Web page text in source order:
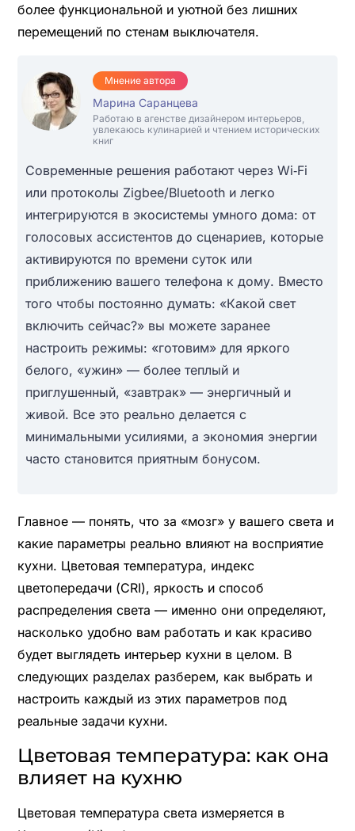
более функциональной и уютной без лишних
перемещений по стенам выключателя.
Мнение автора
Марина Саранцева
Работаю в агенстве дизайнером интерьеров,
увлекаюсь кулинарией и чтением исторических
книг
Современные решения работают через Wi‑Fi
или протоколы Zigbee/Bluetooth и легко
интегрируются в экосистемы умного дома: от
голосовых ассистентов до сценариев, которые
активируются по времени суток или
приближению вашего телефона к дому. Вместо
того чтобы постоянно думать: «Какой свет
включить сейчас?» вы можете заранее
настроить режимы: «готовим» для яркого
белого, «ужин» — более теплый и
приглушенный, «завтрак» — энергичный и
живой. Все это реально делается с
минимальными усилиями, а экономия энергии
часто становится приятным бонусом.
Главное — понять, что за «мозг» у вашего света и
какие параметры реально влияют на восприятие
кухни. Цветовая температура, индекс
цветопередачи (CRI), яркость и способ
распределения света — именно они определяют,
насколько удобно вам работать и как красиво
будет выглядеть интерьер кухни в целом. В
следующих разделах разберем, как выбрать и
настроить каждый из этих параметров под
реальные задачи кухни.
Цветовая температура: как она
влияет на кухню
Цветовая температура света измеряется в